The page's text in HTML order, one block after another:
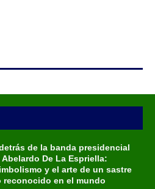
de la banda presidencial
De La Espriella:
y el arte de un sastre
reconocido en el mundo